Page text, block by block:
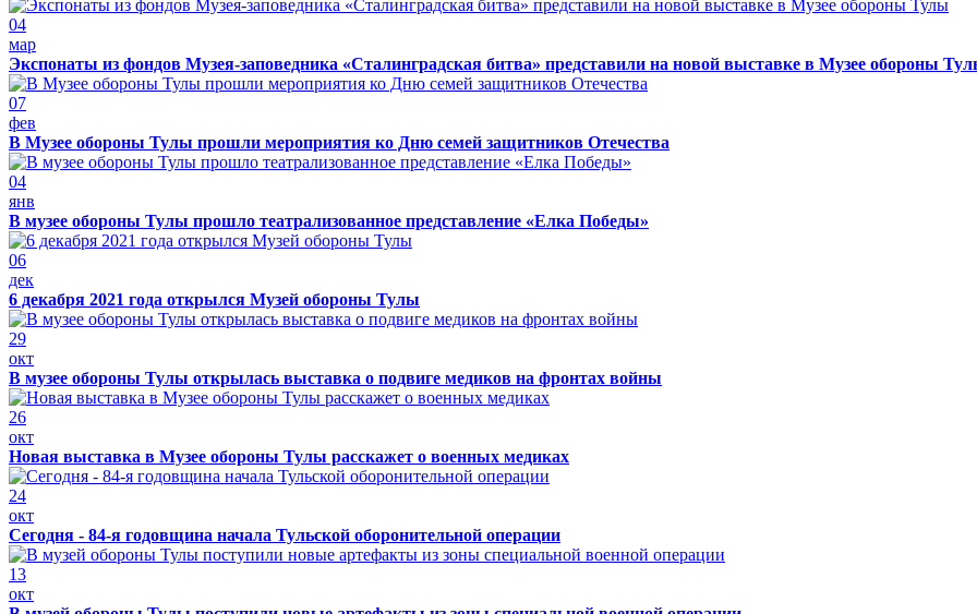
04
мар
Экспонаты из фондов Музея-заповедника «Сталинградская битва» представили на новой выставке в Музее обороны
07
фев
В Музее обороны Тулы прошли мероприятия ко Дню семей защитников Отечества
04
янв
В музее обороны Тулы прошло театрализованное представление «Елка Победы»
06
дек
6 декабря 2021 года открылся Музей обороны Тулы
29
окт
В музее обороны Тулы открылась выставка о подвиге медиков на фронтах войны
26
окт
Новая выставка в Музее обороны Тулы расскажет о военных медиках
24
окт
Сегодня - 84-я годовщина начала Тульской оборонительной операции
13
окт